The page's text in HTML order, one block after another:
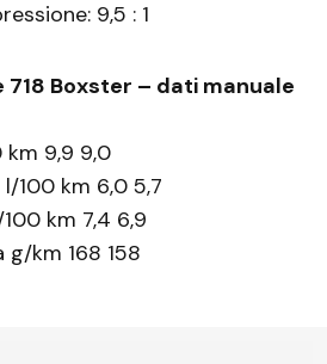
9,5 : 1
718 Boxster – dati manuale
km 9,9 9,0
100 km 6,0 5,7
km 7,4 6,9
g/km 168 158